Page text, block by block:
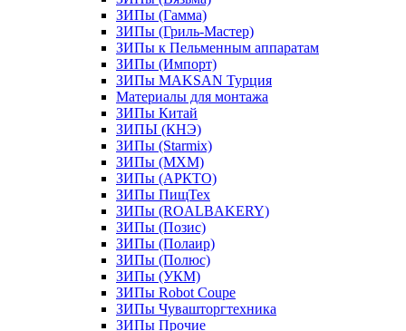
ЗИПы (Гамма)
ЗИПы (Гриль-Мастер)
ЗИПы к Пельменным аппаратам
ЗИПы (Импорт)
ЗИПы MAKSAN Турция
Материалы для монтажа
ЗИПы Китай
ЗИПЫ (КНЭ)
ЗИПы (Starmix)
ЗИПы (МХМ)
ЗИПы (АРКТО)
ЗИПы ПищТех
ЗИПы (ROALBAKERY)
ЗИПы (Позис)
ЗИПы (Полаир)
ЗИПы (Полюс)
ЗИПы (УКМ)
ЗИПы Robot Coupe
ЗИПы Чувашторгтехника
ЗИПы Прочие